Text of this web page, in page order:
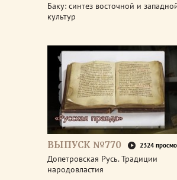
Баку: синтез восточной и
культур
ВЫПУСК №770 2324
Допетровская Русь. Традиции
народовластия